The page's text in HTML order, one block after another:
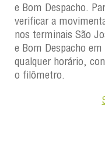
e Bom Despacho.
verificar a
nos terminais São
e Bom Despacho em
qualquer horário,
o filômetro.